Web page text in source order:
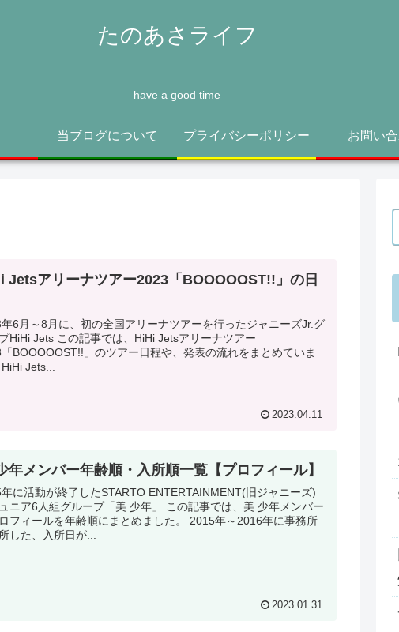
たのあさライフ
have a good time
当ブログについて プライバシーポリシー お問い
Jetsアリーナツアー2023「BOOOOOST!!」の日
6月～8月に、初の全国アリーナツアーを行ったジャニーズJr.グ
HiHi Jets この記事では、HiHi Jetsアリーナツアー
BOOOOOST!!」のツアー日程や、発表の流れをまとめていま
Jets...
2023.04.11
年メンバー年齢順・入所順一覧【プロフィール】
に活動が終了したSTARTO ENTERTAINMENT(旧ジャニーズ)
ニア6人組グループ「美 少年」 この記事では、美 少年メンバー
フィールを年齢順にまとめました。 2015年～2016年に事務所
した、入所日が...
2023.01.31